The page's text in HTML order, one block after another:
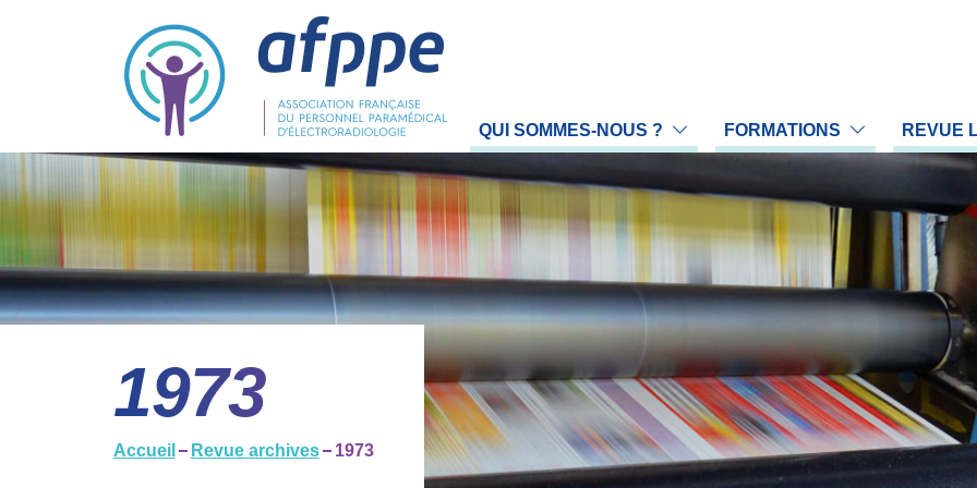
QUI SOMMES-NOUS ?
La profession
Organigramme
Bureau national
Collège scientifique
Commissions
FORMATIONS
Proposer une communication
Gestion du Handicap en formation
Calendrier des formations
REVUE
LA
1973
Accueil Revue archives 1973